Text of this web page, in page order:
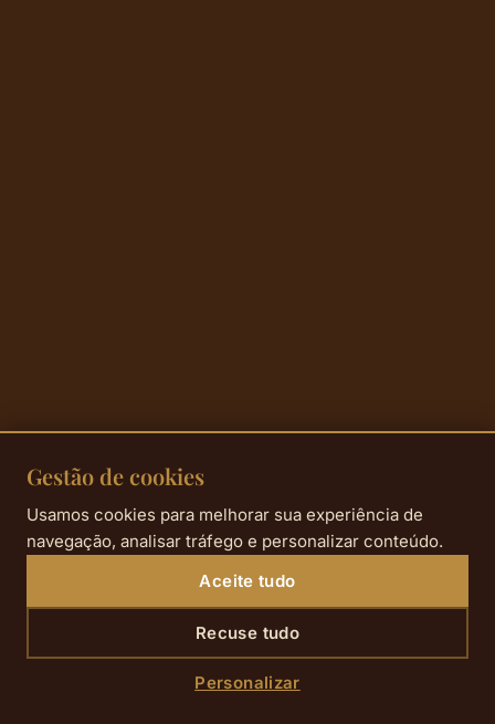
Gestão de cookies
Usamos cookies para melhorar sua experiência de
navegação, analisar tráfego e personalizar conteúdo.
Aceite tudo
Recuse tudo
Personalizar